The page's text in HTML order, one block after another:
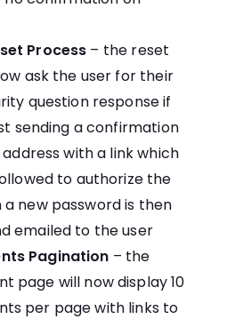
Process – the reset
ask the user for their
question response if
sending a confirmation
with a link which
to authorize the
new password is then
emailed to the user
Pagination – the
page will now display 10
per page with links to